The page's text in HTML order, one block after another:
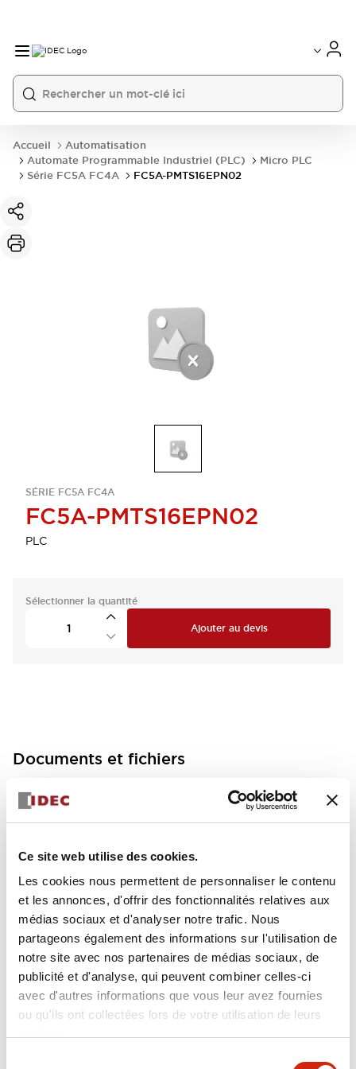
Ce site web utilise des cookies.
Les cookies nous permettent de personnaliser le contenu
et les annonces, d'offrir des fonctionnalités relatives aux
médias sociaux et d'analyser notre trafic. Nous
partageons également des informations sur l'utilisation de
notre site avec nos partenaires de médias sociaux, de
publicité et d'analyse, qui peuvent combiner celles-ci
avec d'autres informations que vous leur avez fournies
ou qu'ils ont collectées lors de votre utilisation de leurs
Accueil
Automatisation
Automate Programmable Industriel (PLC)
Micro PLC
Série FC5A FC4A
FC5A-PMTS16EPN02
SÉRIE FC5A FC4A
FC5A-PMTS16EPN02
PLC
Sélectionner la quantité
Ajouter au devis
Documents et fichiers
FC5A MICRO Smart pentra Instruction Sheet (FC5
A-D12K1E\, FC5A-D12S1E)
17/11/2022
.PDF 257.75KB
FC5A MICRO Smart pentra Instruction Sheet (FC5
A-D16RK1\, FC5A-D16RS1\, FC5A-D32K3\, FC5A-D